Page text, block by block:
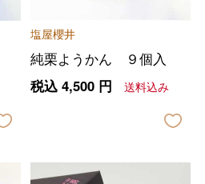
塩屋櫻井
純栗ようかん ９個入
税込 4,500円 送料込み